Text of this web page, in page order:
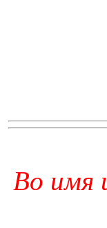
Во имя